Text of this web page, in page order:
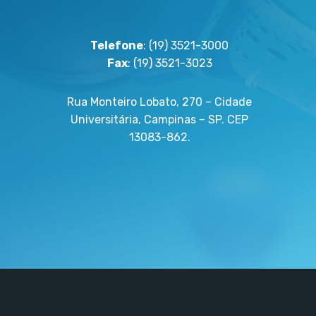
Telefone: (19) 3521-3000
Fax: (19) 3521-3023
Rua Monteiro Lobato, 270 – Cidade
Universitária, Campinas – SP. CEP
13083-862.